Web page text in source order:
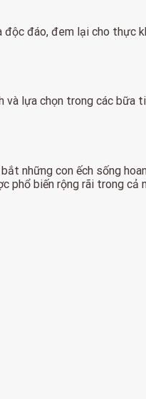
đáo, đem lại cho thực
và lựa chọn trong các bữa
những con ếch sống
phổ biến rộng rãi trong